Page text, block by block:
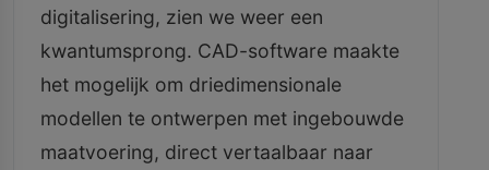
digitalisering, zien we weer een
kwantumsprong. CAD-software maakte
het mogelijk om driedimensionale
modellen te ontwerpen met ingebouwde
maatvoering, direct vertaalbaar naar